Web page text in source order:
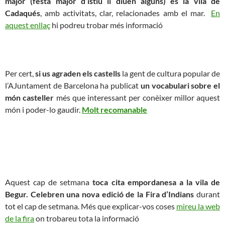
Cadaqués, amb activitats, clar, relacionades amb el mar. En
aquest enllaç hi podreu trobar més informació
Per cert,si us agraden els castells la gent de cultura popular de
l’AJuntament de Barcelona ha publicat un vocabulari sobre el
món casteller més que interessant per conèixer millor aquest
món i poder-lo gaudir. Molt recomanable
Aquest cap de setmanatoca cita empordanesa a la vila de
Begur. Celebren una nova edició de la Fira d’Indians durant
tot el cap de setmana. Més que explicar-vos coses mireu la web
de la firaon trobareu tota la informació